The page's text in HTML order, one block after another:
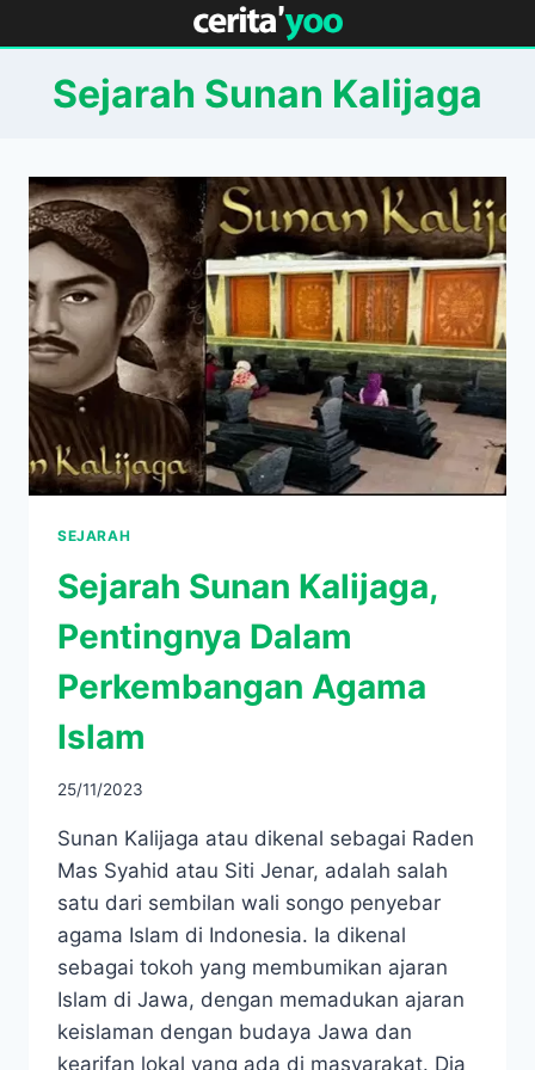
to
contentSejarah Sunan Kalijaga
SEJARAH
Sejarah Sunan Kalijaga,
Pentingnya Dalam
Perkembangan Agama
Islam
25/11/2023
Sunan Kalijaga atau dikenal sebagai Raden
Mas Syahid atau Siti Jenar, adalah salah
satu dari sembilan wali songo penyebar
agama Islam di Indonesia. Ia dikenal
sebagai tokoh yang membumikan ajaran
Islam di Jawa, dengan memadukan ajaran
keislaman dengan budaya Jawa dan
kearifan lokal yang ada di masyarakat. Dia